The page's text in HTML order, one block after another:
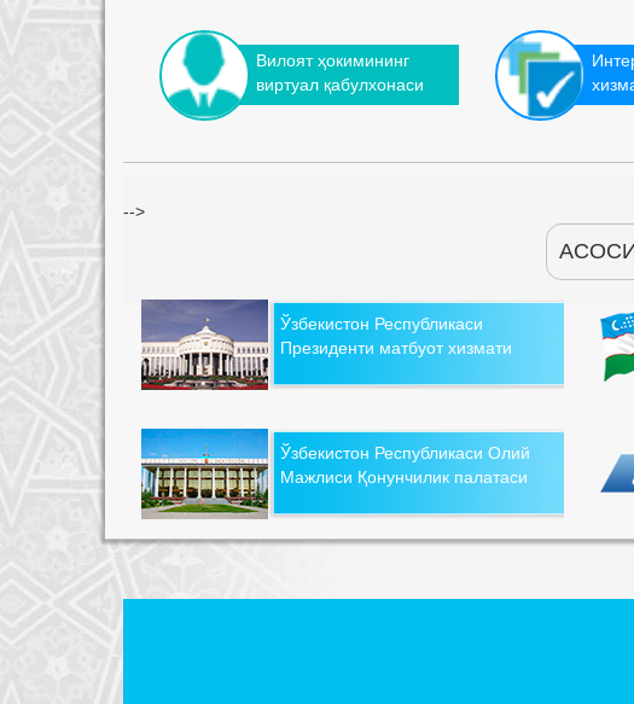
Вилоят ҳокимининг
виртуал қабулхонаси
-->
Ўзбекистон Республикаси
Президенти матбуот хизмати
Ўзбекистон Республикаси Олий
Мажлиси Қонунчилик палатаси